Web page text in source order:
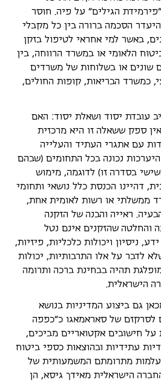
הגילים" על פיה. חוסר
הסכמה ברורה בין כל מקבלי
באשר למי אחראי לטיפול בזקן
הלאומי או במשרד הרווחה, בין
שונים או בשלוחות של משרדים
כמשרד הבריאות, קופות החולים,
עובדת יסוד ושאלת יסוד: האם
ספק ששאלה זו היא מרכזית
עם אתגרי העתיד והעלייה
נכונה בכל התחומים (שבהם
בסדרה זו) לדוגמה, מימוש
דהיינו הכנסת כלל נושאי ותחומי
ממשלתי או רשות לאומית אחת,
ראייה והבנה של הזקנה
והחלטה שהזקנים אינם נטל
ניסיון ויכולות כלכליות, פיזיות,
לדבר על אלו התרבותיות, יכולות
תהיה בבחינת ברכה ותרומה
הישראלית.
גם ביצוע המדיניות בנושא
לסרקזם של סאראמאגו כ"כפפה
חישובים אקטואריים מביכים,
עתידיות ובהוצאות כספי ביטוח
מתרומתם המשמעותית של
הישראלית מאידך גיסא, הן